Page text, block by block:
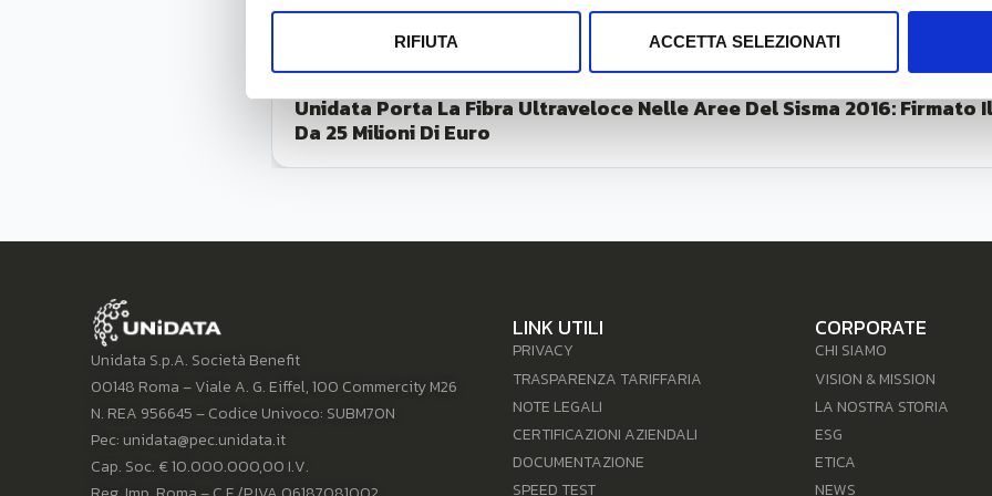
RIFIUTA ACCETTA SELEZIONATI
Unidata Porta La Fibra Ultraveloce Nelle Aree Del Sisma 2016:
Da 25 Milioni Di Euro
Unidata S.p.A. Società Benefit
00148 Roma – Viale A. G. Eiffel, 100 Commercity M26
N. REA 956645 – Codice Univoco: SUBM70N
Pec: unidata@pec.unidata.it
Cap. Soc. € 10.000.000,00 I.V.
LINK UTILI
PRIVACY
TRASPARENZA TARIFFARIA
NOTE LEGALI
CERTIFICAZIONI AZIENDALI
DOCUMENTAZIONE
SPEED TEST
CORPORATE
CHI SIAMO
VISION & MISSION
LA NOSTRA STORIA
ESG
ETICA
NEWS